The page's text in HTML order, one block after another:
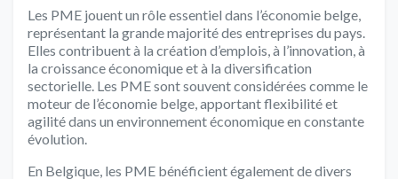
Les PME jouent un rôle essentiel dans l’économie belge,
représentant la grande majorité des entreprises du pays.
Elles contribuent à la création d’emplois, à l’innovation, à
la croissance économique et à la diversification
sectorielle. Les PME sont souvent considérées comme le
moteur de l’économie belge, apportant flexibilité et
agilité dans un environnement économique en constante
évolution.
En Belgique, les PME bénéficient également de divers